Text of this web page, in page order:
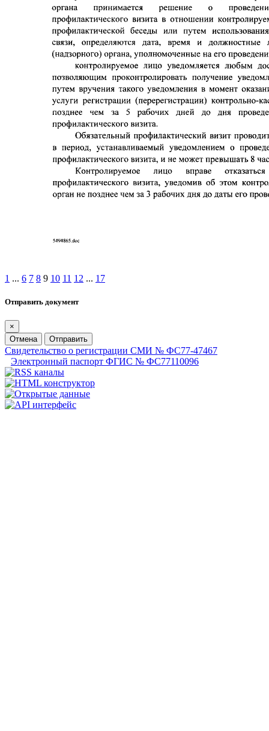
1 ... 6 7 8 9 10 11 12 ... 17
Отправить документ
×
Отмена
Отправить
Свидетельство о регистрации СМИ № ФС77-47467
Электронный паспорт ФГИС № ФС77110096